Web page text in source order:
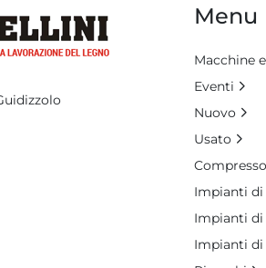
Menu
Macchine
Eventi
Nuovo
Usato
Impianti di
Impianti di
Impianti di